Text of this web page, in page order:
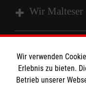
Wir Malteser
Angebote und
Unsere Kurse
Wir verwenden
Erlebnis zu bieten.
Betrieb unserer